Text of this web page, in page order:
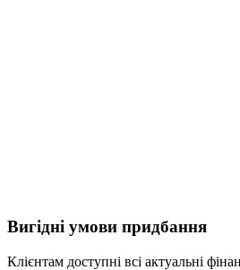
Вигідні умови придбання
Клієнтам доступні всі актуальні